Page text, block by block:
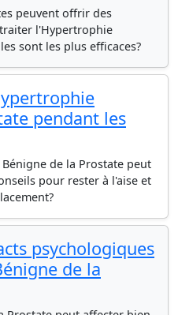
peuvent offrir des
l'Hypertrophie
sont les plus efficaces?
pendant les
de la Prostate peut
pour rester à l'aise et
psychologiques
de la